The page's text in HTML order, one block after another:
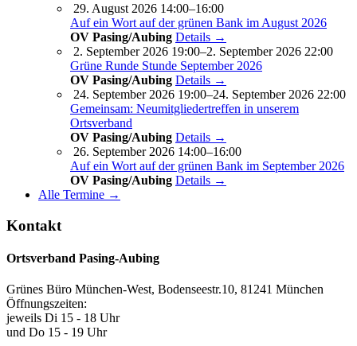
29. August 2026 14:00–16:00
Auf ein Wort auf der grünen Bank im August 2026
OV Pasing/Aubing Details →
2. September 2026 19:00–2. September 2026 22:00
Grüne Runde Stunde September 2026
OV Pasing/Aubing Details →
24. September 2026 19:00–24. September 2026 22:00
Gemeinsam: Neumitgliedertreffen in unserem
Ortsverband
OV Pasing/Aubing Details →
26. September 2026 14:00–16:00
Auf ein Wort auf der grünen Bank im September 2026
OV Pasing/Aubing Details →
Alle Termine →
Kontakt
Ortsverband Pasing-Aubing
Grünes Büro München-West, Bodenseestr.10, 81241 München
Öffnungszeiten:
jeweils Di 15 - 18 Uhr
und Do 15 - 19 Uhr